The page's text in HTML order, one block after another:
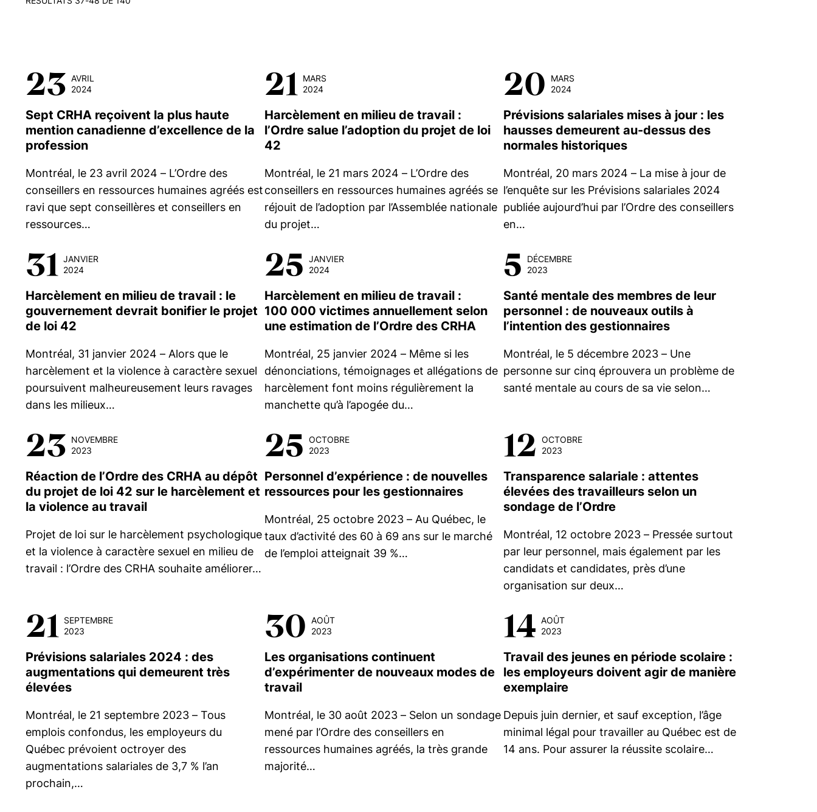
23 AVRIL
2024
Sept CRHA reçoivent la plus haute
mention canadienne d’excellence de la
profession
Montréal, le 23 avril 2024 – L’Ordre des
conseillers en ressources humaines agréés est
ravi que sept conseillères et conseillers en
ressources…
21
MARS
2024
Harcèlement en milieu de travail :
l’Ordre salue l’adoption du projet de loi
42
Montréal, le 21 mars 2024 – L’Ordre des
conseillers en ressources humaines agréés se
réjouit de l’adoption par l’Assemblée nationale
du projet…
20
MARS
2024
Prévisions salariales mises à jour : les
hausses demeurent au-dessus des
normales historiques
Montréal, 20 mars 2024 – La mise à jour de
l’enquête sur les Prévisions salariales 2024
publiée aujourd’hui par l’Ordre des conseillers
en…
31
JANVIER
2024
Harcèlement en milieu de travail : le
gouvernement devrait bonifier le projet
de loi 42
Montréal, 31 janvier 2024 – Alors que le
harcèlement et la violence à caractère sexuel
poursuivent malheureusement leurs ravages
dans les milieux…
25 JANVIER
2024
Harcèlement en milieu de travail :
100 000 victimes annuellement selon
une estimation de l’Ordre des CRHA
Montréal, 25 janvier 2024 – Même si les
dénonciations, témoignages et allégations de
harcèlement font moins régulièrement la
manchette qu’à l’apogée du…
5
DÉCEMBRE
2023
Santé mentale des membres de leur
personnel : de nouveaux outils à
l’intention des gestionnaires
Montréal, le 5 décembre 2023 – Une
personne sur cinq éprouvera un problème de
santé mentale au cours de sa vie selon…
23 NOVEMBRE
2023
Réaction de l’Ordre des CRHA au dépôt
du projet de loi 42 sur le harcèlement et
la violence au travail
Projet de loi sur le harcèlement psychologique
et la violence à caractère sexuel en milieu de
travail : l’Ordre des CRHA souhaite améliorer…
25 OCTOBRE
2023
Personnel d’expérience : de nouvelles
ressources pour les gestionnaires
Montréal, 25 octobre 2023 – Au Québec, le
taux d’activité des 60 à 69 ans sur le marché
de l’emploi atteignait 39 %…
12 OCTOBRE
2023
Transparence salariale : attentes
élevées des travailleurs selon un
sondage de l’Ordre
Montréal, 12 octobre 2023 – Pressée surtout
par leur personnel, mais également par les
candidats et candidates, près d’une
organisation sur deux…
21
SEPTEMBRE
2023
Prévisions salariales 2024 : des
augmentations qui demeurent très
élevées
Montréal, le 21 septembre 2023 – Tous
emplois confondus, les employeurs du
Québec prévoient octroyer des
augmentations salariales de 3,7 % l’an
prochain,…
30 AOÛT
2023
Les organisations continuent
d’expérimenter de nouveaux modes de
travail
Montréal, le 30 août 2023 – Selon un sondage
mené par l’Ordre des conseillers en
ressources humaines agréés, la très grande
majorité…
14 AOÛT
2023
Travail des jeunes en période scolaire :
les employeurs doivent agir de manière
exemplaire
Depuis juin dernier, et sauf exception, l’âge
minimal légal pour travailler au Québec est de
14 ans. Pour assurer la réussite scolaire…